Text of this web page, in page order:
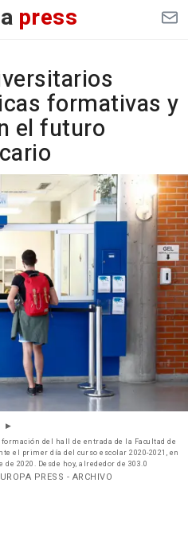
press
formativas y
el futuro
del hall de entrada de la Facultad de
el primer día del curso escolar 2020-2021, en
2020. Desde hoy, alrededor de 303.0
PRESS - ARCHIVO